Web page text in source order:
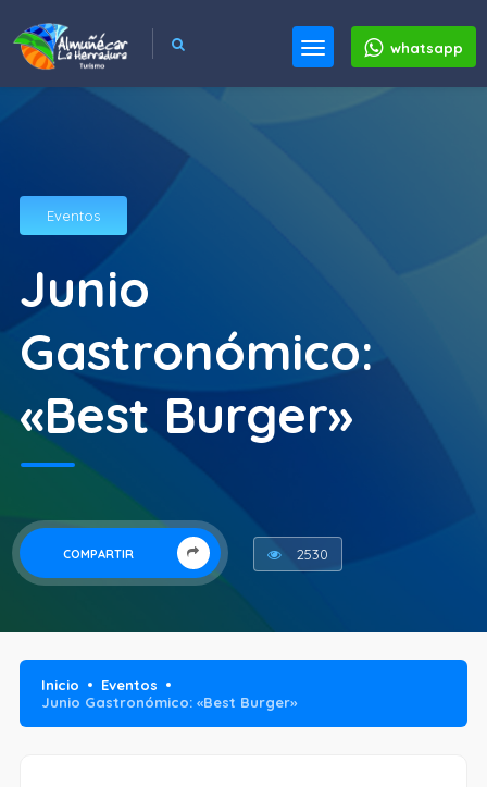
whatsapp
Eventos
Junio
Gastronómico:
«Best Burger»
COMPARTIR 2530
Inicio
Eventos
Junio Gastronómico: «Best Burger»